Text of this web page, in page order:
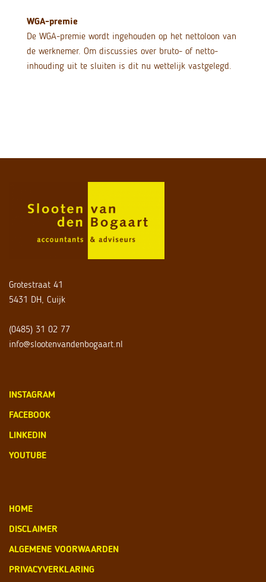
WGA-premie
De WGA-premie wordt ingehouden op het nettoloon van
de werknemer. Om discussies over bruto- of netto-
inhouding uit te sluiten is dit nu wettelijk vastgelegd.
Grotestraat 41
5431 DH, Cuijk
(0485) 31 02 77
info@slootenvandenbogaart.nl
INSTAGRAM
FACEBOOK
LINKEDIN
YOUTUBE
HOME
DISCLAIMER
ALGEMENE VOORWAARDEN
PRIVACYVERKLARING